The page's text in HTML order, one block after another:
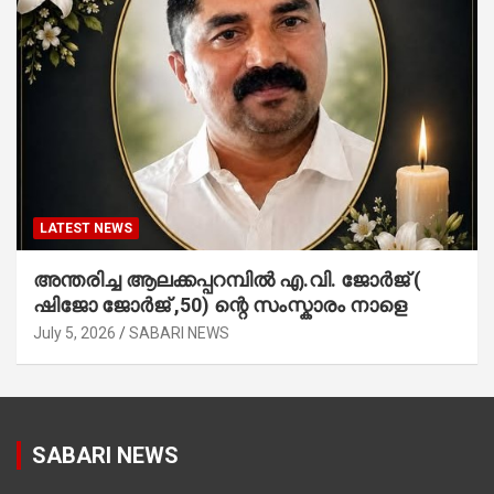
LATEST NEWS
അന്തരിച്ച ആ​ല​ക്ക​പ്പ​റമ്പിൽ​ എ.​വി. ജോ​ർ​ജ് (
ഷിജോ ജോർജ് ,50) ന്റെ സംസ്കാരം നാളെ
July 5, 2026 SABARI NEWS
SABARI NEWS